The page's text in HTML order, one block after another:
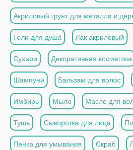
Акриловый грунт для металла и
Гели для душа Лак акриловый
Сухари Декоративная косметика
Шампуни Бальзам для волос
Имбирь Мыло Масло для
Тушь Сыворотка для лица
Пенка для умывания Скраб